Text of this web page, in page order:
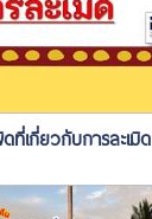
ที่เกี่ยวกับการละเมิด